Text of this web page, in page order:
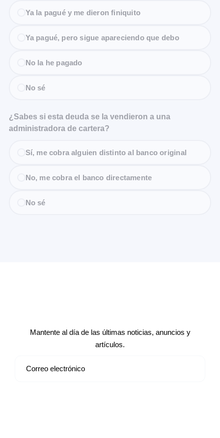
Ya la pagué y me dieron finiquito
Ya pagué, pero sigue apareciendo que debo
No la he pagado
No sé
¿Sabes si esta deuda se la vendieron a una
administradora de cartera?
Sí, me cobra alguien distinto al banco original
No, me cobra el banco directamente
No sé
Mantente al día de las últimas noticias, anuncios y
artículos.